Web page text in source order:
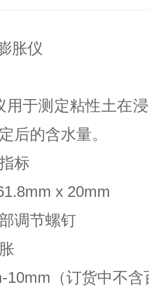
胀仪
用于测定粘性土在
后的含水量。
标
x 20mm
调节螺钉
10mm（订货中不含